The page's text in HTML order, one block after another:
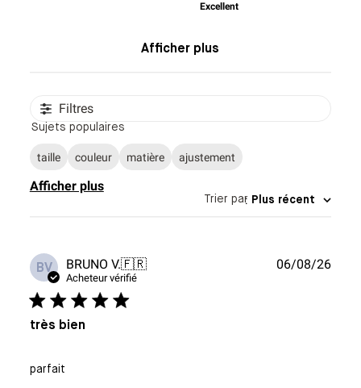
Excellent
Afficher plus
Filtres
Sujets populaires
taille couleur matière ajustement
Afficher plus
Trier par: Plus récent
BV BRUNO V.🇫🇷
Acheteur vérifié
très bien
parfait
Date
06/08/26